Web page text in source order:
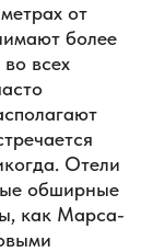
от
более
всех
Отели
обширные
как Марса-